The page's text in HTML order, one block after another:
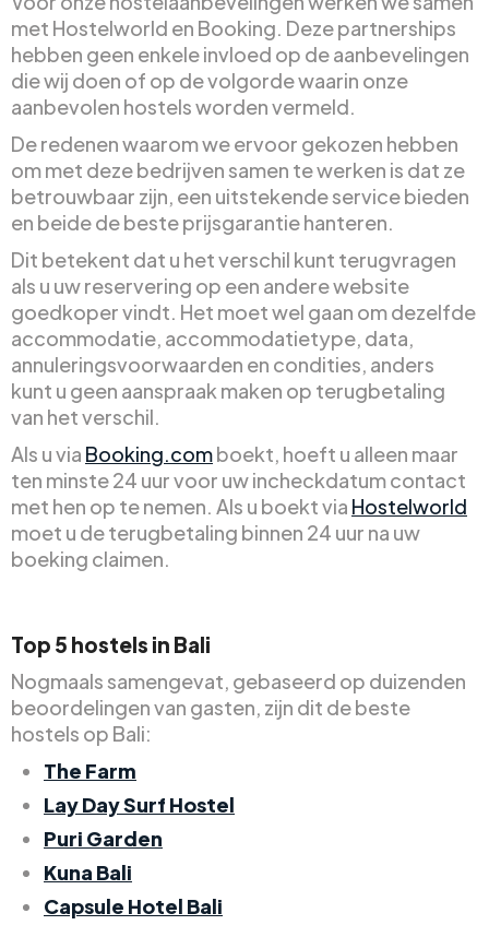
met Hostelworld en Booking. Deze partnerships
hebben geen enkele invloed op de aanbevelingen
die wij doen of op de volgorde waarin onze
aanbevolen hostels worden vermeld.
De redenen waarom we ervoor gekozen hebben
om met deze bedrijven samen te werken is dat ze
betrouwbaar zijn, een uitstekende service bieden
en beide de beste prijsgarantie hanteren.
Dit betekent dat u het verschil kunt terugvragen
als u uw reservering op een andere website
goedkoper vindt. Het moet wel gaan om dezelfde
accommodatie, accommodatietype, data,
annuleringsvoorwaarden en condities, anders
kunt u geen aanspraak maken op terugbetaling
van het verschil.
Als u via Booking.comboekt, hoeft u alleen maar
ten minste 24 uur voor uw incheckdatum contact
met hen op te nemen. Als u boekt via Hostelworld
moet u de terugbetaling binnen 24 uur na uw
boeking claimen.
Top 5 hostels in Bali
Nogmaals samengevat, gebaseerd op duizenden
beoordelingen van gasten, zijn dit de beste
hostels op Bali:
The Farm
Lay Day Surf Hostel
Puri Garden
Kuna Bali
Capsule Hotel Bali